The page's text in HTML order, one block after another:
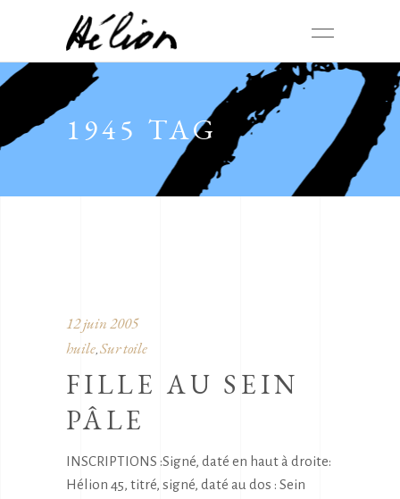
1945 TAG
12 juin 2005
huile, Sur toile
FILLE AU SEIN
PÂLE
INSCRIPTIONS :Signé, daté en haut à droite:
Hélion 45, titré, signé, daté au dos : Sein